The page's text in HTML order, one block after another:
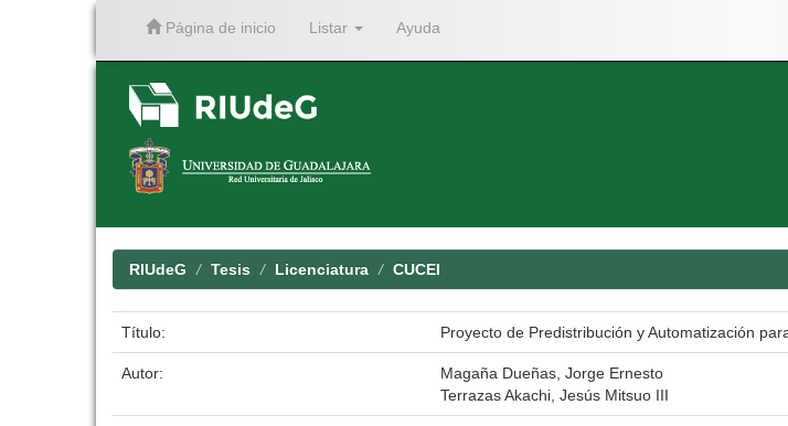
Página de inicio Listar Ayuda
RIUdeG Tesis Licenciatura CUCEI
Título: Proyecto de Predistribución y Automatización
Autor:
Magaña Dueñas, Jorge Ernesto
Terrazas Akachi, Jesús Mitsuo III